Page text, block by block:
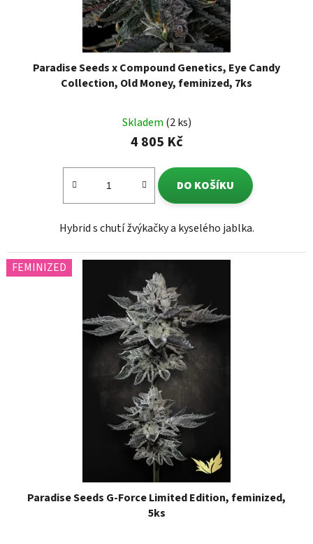
Paradise Seeds x Compound Genetics, Eye Candy
Collection, Old Money, feminized, 7ks
Skladem (2 ks)
4 805 Kč
DO KOŠÍKU
Hybrid s chutí žvýkačky a kyselého jablka.
FEMINIZED
Paradise Seeds G-Force Limited Edition, feminized,
5ks